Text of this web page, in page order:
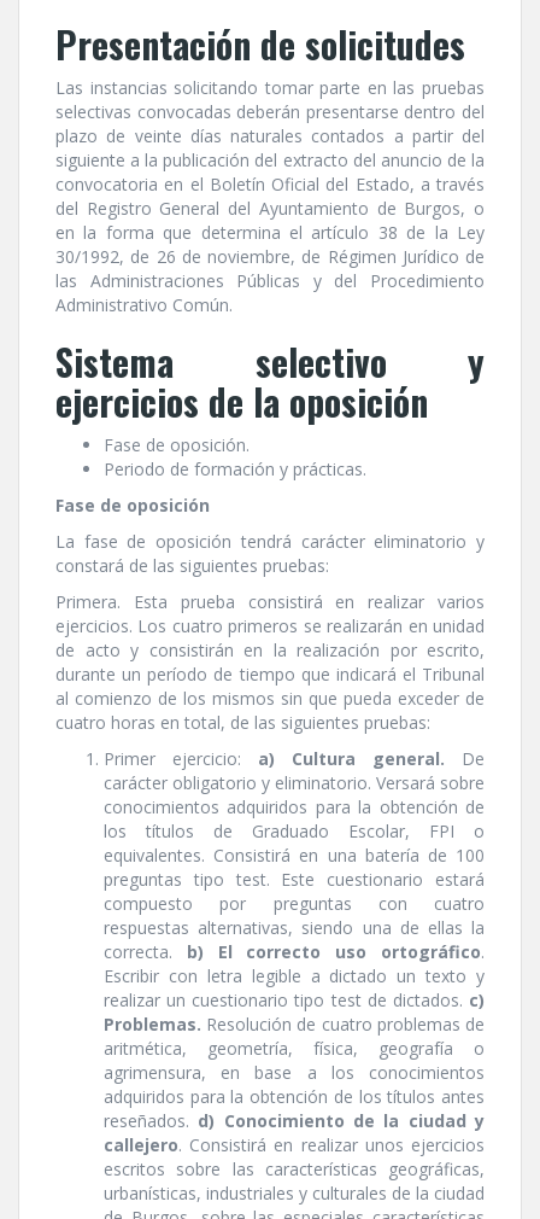
Presentación de solicitudes
Las instancias solicitando tomar parte en las pruebas
selectivas convocadas deberán presentarse dentro del
plazo de veinte dí­as naturales contados a partir del
siguiente a la publicación del extracto del anuncio de la
convocatoria en el Boletí­n Oficial del Estado, a través
del Registro General del Ayuntamiento de Burgos, o
en la forma que determina el artí­culo 38 de la Ley
30/1992, de 26 de noviembre, de Régimen Jurí­dico de
las Administraciones Públicas y del Procedimiento
Administrativo Común.
Sistema selectivo y
ejercicios de la oposición
Fase de oposición.
Periodo de formación y prácticas.
Fase de oposición
La fase de oposición tendrá carácter eliminatorio y
constará de las siguientes pruebas:
Primera. Esta prueba consistirá en realizar varios
ejercicios. Los cuatro primeros se realizarán en unidad
de acto y consistirán en la realización por escrito,
durante un perí­odo de tiempo que indicará el Tribunal
al comienzo de los mismos sin que pueda exceder de
cuatro horas en total, de las siguientes pruebas:
Primer ejercicio: a) Cultura general. De
carácter obligatorio y eliminatorio. Versará sobre
conocimientos adquiridos para la obtención de
los tí­tulos de Graduado Escolar, FPI o
equivalentes. Consistirá en una baterí­a de 100
preguntas tipo test. Este cuestionario estará
compuesto por preguntas con cuatro
respuestas alternativas, siendo una de ellas la
correcta. b) El correcto uso ortográfico.
Escribir con letra legible a dictado un texto y
realizar un cuestionario tipo test de dictados. c)
Problemas. Resolución de cuatro problemas de
aritmética, geometrí­a, fí­sica, geografí­a o
agrimensura, en base a los conocimientos
adquiridos para la obtención de los tí­tulos antes
reseñados. d) Conocimiento de la ciudad y
callejero. Consistirá en realizar unos ejercicios
escritos sobre las caracterí­sticas geográficas,
urbaní­sticas, industriales y culturales de la ciudad